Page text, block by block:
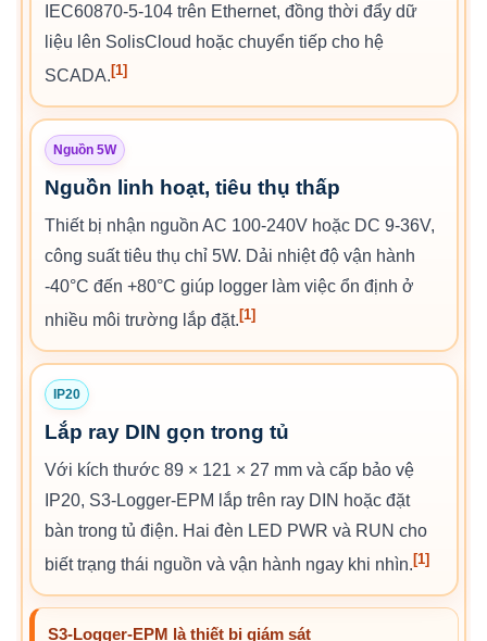
IEC60870-5-104 trên Ethernet, đồng thời đẩy dữ
liệu lên SolisCloud hoặc chuyển tiếp cho hệ
SCADA. [1]
Nguồn 5W
Nguồn linh hoạt, tiêu thụ thấp
Thiết bị nhận nguồn AC 100-240V hoặc DC 9-36V,
công suất tiêu thụ chỉ 5W. Dải nhiệt độ vận hành
-40°C đến +80°C giúp logger làm việc ổn định ở
nhiều môi trường lắp đặt. [1]
IP20
Lắp ray DIN gọn trong tủ
Với kích thước 89 × 121 × 27 mm và cấp bảo vệ
IP20, S3-Logger-EPM lắp trên ray DIN hoặc đặt
bàn trong tủ điện. Hai đèn LED PWR và RUN cho
biết trạng thái nguồn và vận hành ngay khi nhìn. [1]
S3-Logger-EPM là thiết bị giám sát